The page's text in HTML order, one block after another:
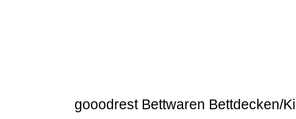
gooodrest Bettwaren Bettdecken/